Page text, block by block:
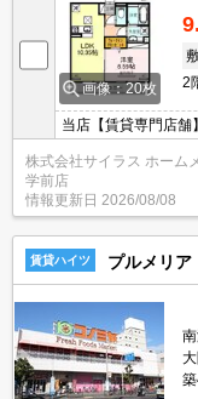
画像：20枚
2
当店【賃貸専門店舗
い！どこにある物件
せ♪初期費用がご心
お部屋探し頂けます。
株式会社サイラス ホーム
学前店
情報更新日 2026/08/08
賃貸ハイツ プルメリア